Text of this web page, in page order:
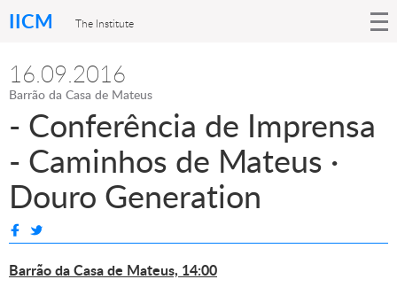
IICM The Institute
16.09.2016
Barrão da Casa de Mateus
- Conferência de Imprensa
- Caminhos de Mateus ·
Douro Generation
Barrão da Casa de Mateus, 14:00